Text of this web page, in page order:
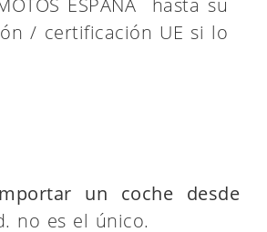
MOTOS ESPAÑA hasta
/ certificación UE si
un coche desde
no es el único.